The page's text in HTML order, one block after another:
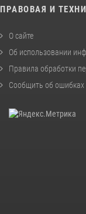
ПРАВОВАЯ И
О сайте
Об использовании
Правила обработки
Сообщить об ошибках